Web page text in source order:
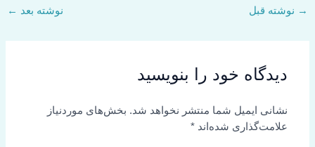
→ نوشته قبل نوشته بعد ←
دیدگاه‌ خود را بنویسید
نشانی ایمیل شما منتشر نخواهد شد. بخش‌های موردنیاز
علامت‌گذاری شده‌اند*